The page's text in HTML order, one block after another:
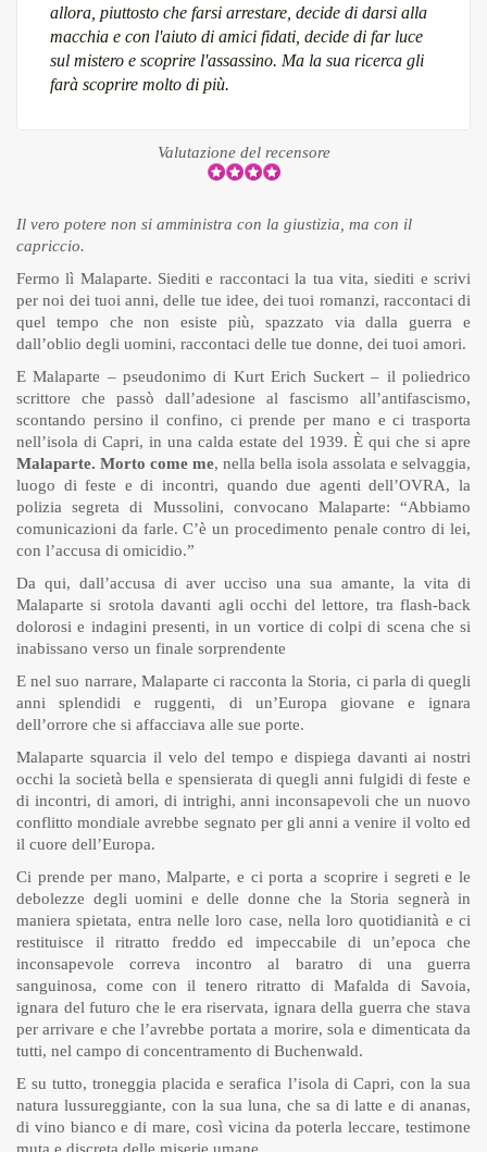
allora, piuttosto che farsi arrestare, decide di darsi alla
macchia e con l'aiuto di amici fidati, decide di far luce
sul mistero e scoprire l'assassino. Ma la sua ricerca gli
farà scoprire molto di più.
Valutazione del recensore
Il vero potere non si amministra con la giustizia, ma con il
capriccio.
Fermo lì Malaparte. Siediti e raccontaci la tua vita, siediti e scrivi
per noi dei tuoi anni, delle tue idee, dei tuoi romanzi, raccontaci di
quel tempo che non esiste più, spazzato via dalla guerra e
dall’oblio degli uomini, raccontaci delle tue donne, dei tuoi amori.
E Malaparte – pseudonimo di Kurt Erich Suckert – il poliedrico
scrittore che passò dall’adesione al fascismo all’antifascismo,
scontando persino il confino, ci prende per mano e ci trasporta
nell’isola di Capri, in una calda estate del 1939. È qui che si apre
Malaparte. Morto come me, nella bella isola assolata e selvaggia,
luogo di feste e di incontri, quando due agenti dell’OVRA, la
polizia segreta di Mussolini, convocano Malaparte: “Abbiamo
comunicazioni da farle. C’è un procedimento penale contro di lei,
con l’accusa di omicidio.”
Da qui, dall’accusa di aver ucciso una sua amante, la vita di
Malaparte si srotola davanti agli occhi del lettore, tra flash-back
dolorosi e indagini presenti, in un vortice di colpi di scena che si
inabissano verso un finale sorprendente
E nel suo narrare, Malaparte ci racconta la Storia, ci parla di quegli
anni splendidi e ruggenti, di un’Europa giovane e ignara
dell’orrore che si affacciava alle sue porte.
Malaparte squarcia il velo del tempo e dispiega davanti ai nostri
occhi la società bella e spensierata di quegli anni fulgidi di feste e
di incontri, di amori, di intrighi, anni inconsapevoli che un nuovo
conflitto mondiale avrebbe segnato per gli anni a venire il volto ed
il cuore dell’Europa.
Ci prende per mano, Malparte, e ci porta a scoprire i segreti e le
debolezze degli uomini e delle donne che la Storia segnerà in
maniera spietata, entra nelle loro case, nella loro quotidianità e ci
restituisce il ritratto freddo ed impeccabile di un’epoca che
inconsapevole correva incontro al baratro di una guerra
sanguinosa, come con il tenero ritratto di Mafalda di Savoia,
ignara del futuro che le era riservata, ignara della guerra che stava
per arrivare e che l’avrebbe portata a morire, sola e dimenticata da
tutti, nel campo di concentramento di Buchenwald.
E su tutto, troneggia placida e serafica l’isola di Capri, con la sua
natura lussureggiante, con la sua luna, che sa di latte e di ananas,
di vino bianco e di mare, così vicina da poterla leccare, testimone